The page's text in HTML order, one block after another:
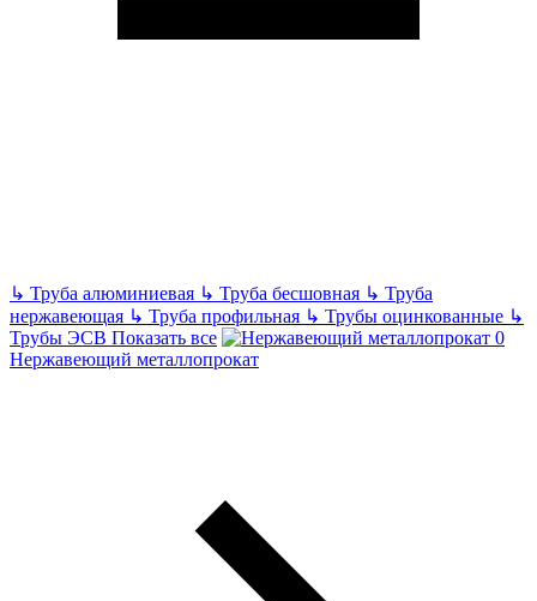
↳ Труба алюминиевая ↳ Труба бесшовная ↳ Труба
нержавеющая ↳ Труба профильная ↳ Трубы оцинкованные ↳
Трубы ЭСВ Показать все
Нержавеющий металлопрокат